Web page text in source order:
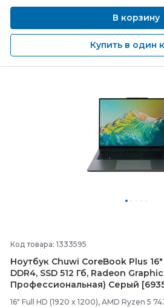
В корзину
Купить в один
Код товара: 1333595
Ноутбук Chuwi CoreBook Plus 16"
DDR4, SSD 512 Гб, Radeon
Профессиональная) Серый
16" Full HD (1920 x 1200), AMD Ryzen 5